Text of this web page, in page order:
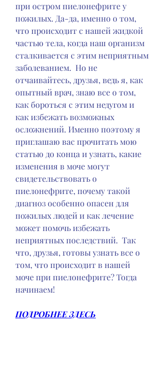
при остром пиелонефрите у
пожилых. Да-да, именно о том,
что происходит с нашей жидкой
частью тела, когда наш организм
сталкивается с этим неприятным
заболеванием.  Но не
отчаивайтесь, друзья, ведь я, как
опытный врач, знаю все о том,
как бороться с этим недугом и
как избежать возможных
осложнений. Именно поэтому я
приглашаю вас прочитать мою
статью до конца и узнать, какие
изменения в моче могут
свидетельствовать о
пиелонефрите, почему такой
диагноз особенно опасен для
пожилых людей и как лечение
может помочь избежать
неприятных последствий.  Так
что, друзья, готовы узнать все о
том, что происходит в нашей
моче при пиелонефрите? Тогда
начинаем!
ПОДРОБНЕЕ ЗДЕСЬ